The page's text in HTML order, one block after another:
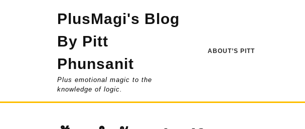
PlusMagi's Blog
By Pitt
Phunsanit
Plus emotional magic to the
knowledge of logic.
ABOUT’S PITT